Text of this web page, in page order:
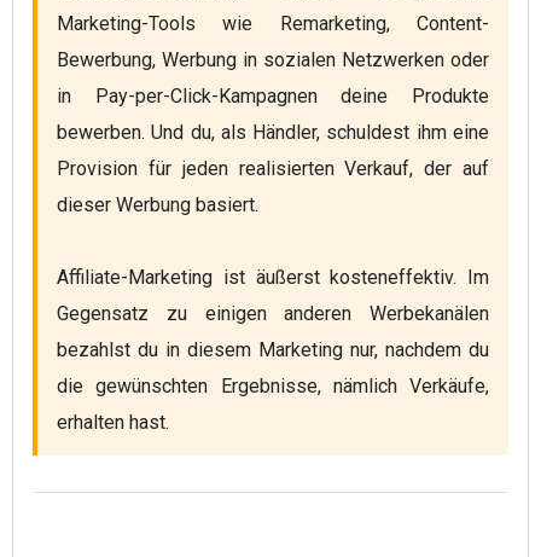
Marketing-Tools wie Remarketing, Content-
Bewerbung, Werbung in sozialen Netzwerken oder
in Pay-per-Click-Kampagnen deine Produkte
bewerben. Und du, als Händler, schuldest ihm eine
Provision für jeden realisierten Verkauf, der auf
dieser Werbung basiert.
Affiliate-Marketing ist äußerst kosteneffektiv. Im
Gegensatz zu einigen anderen Werbekanälen
bezahlst du in diesem Marketing nur, nachdem du
die gewünschten Ergebnisse, nämlich Verkäufe,
erhalten hast.